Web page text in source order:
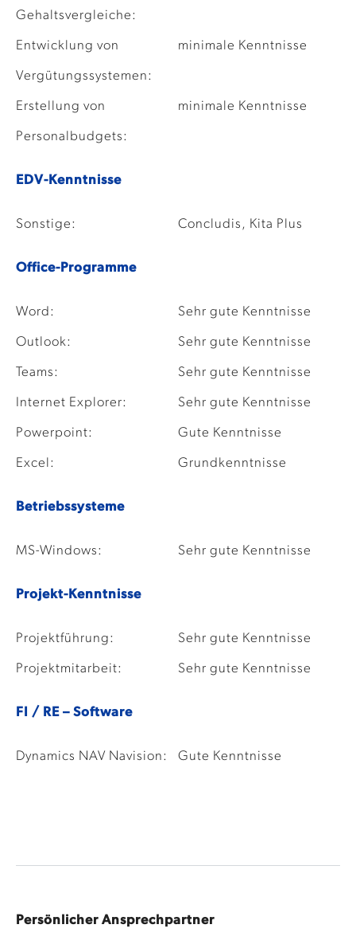
Gehaltsvergleiche:
Entwicklung von
Vergütungssystemen:
minimale Kenntnisse
Erstellung von
Personalbudgets:
minimale Kenntnisse
EDV-Kenntnisse
Sonstige: Concludis, Kita Plus
Office-Programme
Word: Sehr gute Kenntnisse
Outlook: Sehr gute Kenntnisse
Teams: Sehr gute Kenntnisse
Internet Explorer: Sehr gute Kenntnisse
Powerpoint: Gute Kenntnisse
Excel: Grundkenntnisse
Betriebssysteme
MS-Windows: Sehr gute Kenntnisse
Projekt-Kenntnisse
Projektführung: Sehr gute Kenntnisse
Projektmitarbeit: Sehr gute Kenntnisse
FI / RE – Software
Dynamics NAV Navision: Gute Kenntnisse
Persönlicher Ansprechpartner